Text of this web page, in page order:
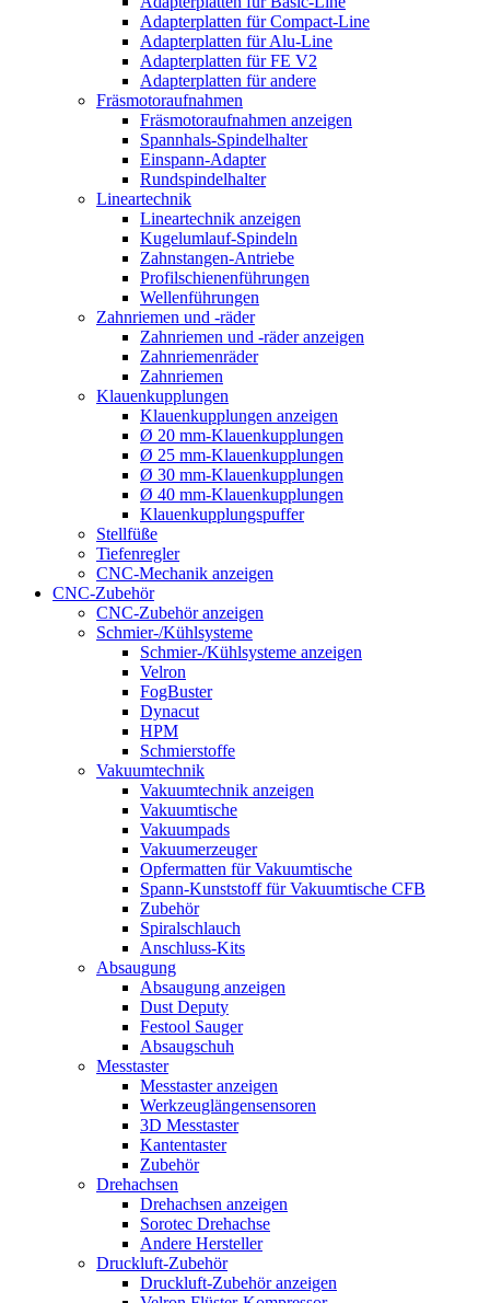
Adapterplatten für Compact-Line
Adapterplatten für Alu-Line
Adapterplatten für FE V2
Adapterplatten für andere
Fräsmotoraufnahmen
Fräsmotoraufnahmen anzeigen
Spannhals-Spindelhalter
Einspann-Adapter
Rundspindelhalter
Lineartechnik
Lineartechnik anzeigen
Kugelumlauf-Spindeln
Zahnstangen-Antriebe
Profilschienenführungen
Wellenführungen
Zahnriemen und -räder
Zahnriemen und -räder anzeigen
Zahnriemenräder
Zahnriemen
Klauenkupplungen
Klauenkupplungen anzeigen
Ø 20 mm-Klauenkupplungen
Ø 25 mm-Klauenkupplungen
Ø 30 mm-Klauenkupplungen
Ø 40 mm-Klauenkupplungen
Klauenkupplungspuffer
Stellfüße
Tiefenregler
CNC-Mechanik anzeigen
CNC-Zubehör
CNC-Zubehör anzeigen
Schmier-/Kühlsysteme
Schmier-/Kühlsysteme anzeigen
Velron
FogBuster
Dynacut
HPM
Schmierstoffe
Vakuumtechnik
Vakuumtechnik anzeigen
Vakuumtische
Vakuumpads
Vakuumerzeuger
Opfermatten für Vakuumtische
Spann-Kunststoff für Vakuumtische CFB
Zubehör
Spiralschlauch
Anschluss-Kits
Absaugung
Absaugung anzeigen
Dust Deputy
Festool Sauger
Absaugschuh
Messtaster
Messtaster anzeigen
Werkzeuglängensensoren
3D Messtaster
Kantentaster
Zubehör
Drehachsen
Drehachsen anzeigen
Sorotec Drehachse
Andere Hersteller
Druckluft-Zubehör
Druckluft-Zubehör anzeigen